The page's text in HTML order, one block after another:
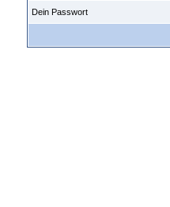
Dein Passwort